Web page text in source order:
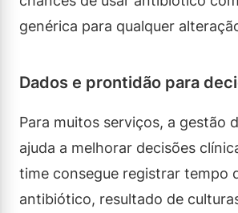
genérica para qualquer
Dados e prontidão para
Para muitos serviços, a gestão
ajuda a melhorar decisões
time consegue registrar tempo
antibiótico, resultado de